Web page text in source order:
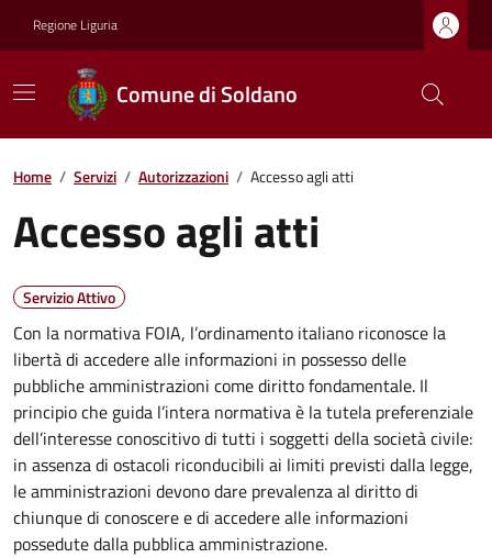
Regione Liguria
Comune di Soldano
Home / Servizi / Autorizzazioni / Accesso agli atti
Accesso agli atti
Servizio Attivo
Con la normativa FOIA, l’ordinamento italiano riconosce la
libertà di accedere alle informazioni in possesso delle
pubbliche amministrazioni come diritto fondamentale. Il
principio che guida l’intera normativa è la tutela preferenziale
dell’interesse conoscitivo di tutti i soggetti della società civile:
in assenza di ostacoli riconducibili ai limiti previsti dalla legge,
le amministrazioni devono dare prevalenza al diritto di
chiunque di conoscere e di accedere alle informazioni
possedute dalla pubblica amministrazione.